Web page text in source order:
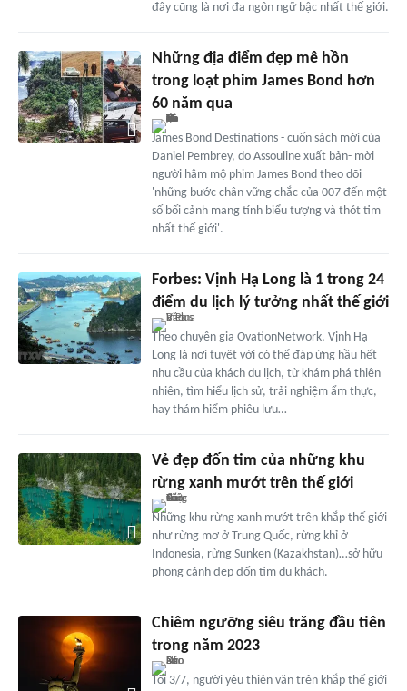
đây cũng là nơi đa ngôn ngữ bậc nhất thế giới.
Những địa điểm đẹp mê hồn
trong loạt phim James Bond hơn
60 năm qua
James Bond Destinations - cuốn sách mới của
Daniel Pembrey, do Assouline xuất bản- mời
người hâm mộ phim James Bond theo dõi
'những bước chân vững chắc của 007 đến một
số bối cảnh mang tính biểu tượng và thót tim
nhất thế giới'.
Forbes: Vịnh Hạ Long là 1 trong 24
điểm du lịch lý tưởng nhất thế giới
Theo chuyên gia OvationNetwork, Vịnh Hạ
Long là nơi tuyệt vời có thể đáp ứng hầu hết
nhu cầu của khách du lịch, từ khám phá thiên
nhiên, tìm hiểu lịch sử, trải nghiệm ẩm thực,
hay thám hiểm phiêu lưu…
Vẻ đẹp đốn tim của những khu
rừng xanh mướt trên thế giới
Những khu rừng xanh mướt trên khắp thế giới
như rừng mơ ở Trung Quốc, rừng khỉ ở
Indonesia, rừng Sunken (Kazakhstan)…sở hữu
phong cảnh đẹp đốn tim du khách.
Chiêm ngưỡng siêu trăng đầu tiên
trong năm 2023
Tối 3/7, người yêu thiên văn trên khắp thế giới